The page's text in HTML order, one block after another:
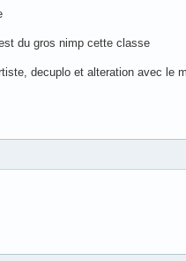
du gros nimp cette classe
decuplo et alteration avec le